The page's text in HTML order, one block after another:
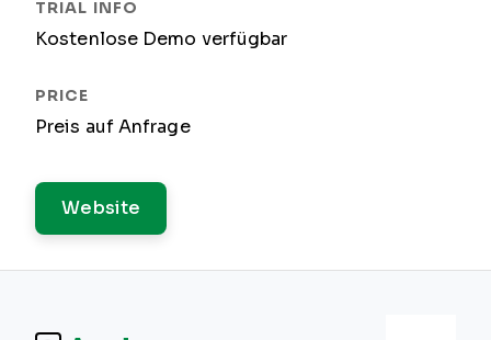
Kostenlose Demo verfügbar
Preis auf Anfrage
Website